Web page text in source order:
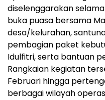
diselenggarakan
buka puasa bersama
desa/kelurahan,
pembagian paket
Idulfitri, serta bantuan
Rangkaian kegiatan
Februari hingga
berbagai wilayah